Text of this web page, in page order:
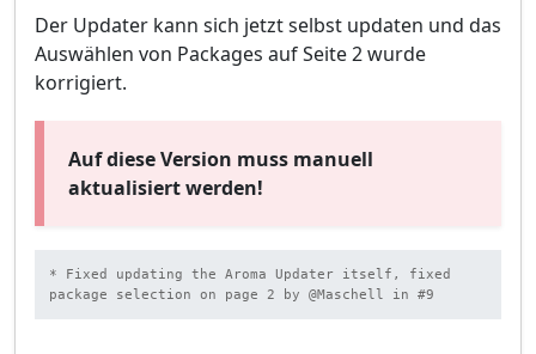
Der Updater kann sich jetzt selbst updaten und das
Auswählen von Packages auf Seite 2 wurde
korrigiert.
Auf diese Version muss manuell
aktualisiert werden!
* Fixed updating the Aroma Updater itself, fixed
package selection on page 2 by @Maschell in #9